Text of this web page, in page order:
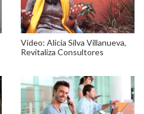
Video: Alicia Silva Villanueva,
Revitaliza Consultores